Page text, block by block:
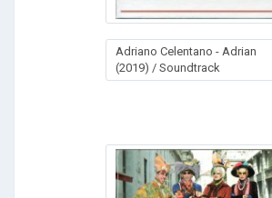
Adriano Celentano - Adrian
(2019) / Soundtrack